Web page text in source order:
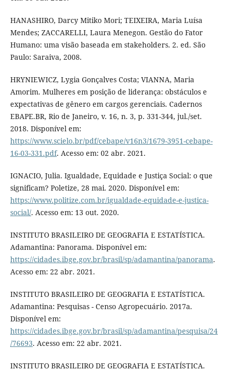
HANASHIRO, Darcy Mitiko Mori; TEIXEIRA, Maria Luísa
Mendes; ZACCARELLI, Laura Menegon. Gestão do Fator
Humano: uma visão baseada em stakeholders. 2. ed. São
Paulo: Saraiva, 2008.
HRYNIEWICZ, Lygia Gonçalves Costa; VIANNA, Maria
Amorim. Mulheres em posição de liderança: obstáculos e
expectativas de gênero em cargos gerenciais. Cadernos
EBAPE.BR, Rio de Janeiro, v. 16, n. 3, p. 331-344, jul./set.
2018. Disponível em:
https://www.scielo.br/pdf/cebape/v16n3/1679-3951-cebape-
16-03-331.pdf. Acesso em: 02 abr. 2021.
IGNACIO, Julia. Igualdade, Equidade e Justiça Social: o que
significam? Poletize, 28 mai. 2020. Disponível em:
https://www.politize.com.br/igualdade-equidade-e-justica-
social/. Acesso em: 13 out. 2020.
INSTITUTO BRASILEIRO DE GEOGRAFIA E ESTATÍSTICA.
Adamantina: Panorama. Disponível em:
https://cidades.ibge.gov.br/brasil/sp/adamantina/panorama.
Acesso em: 22 abr. 2021.
INSTITUTO BRASILEIRO DE GEOGRAFIA E ESTATÍSTICA.
Adamantina: Pesquisas - Censo Agropecuário. 2017a.
Disponível em:
https://cidades.ibge.gov.br/brasil/sp/adamantina/pesquisa/24
/76693. Acesso em: 22 abr. 2021.
INSTITUTO BRASILEIRO DE GEOGRAFIA E ESTATÍSTICA.